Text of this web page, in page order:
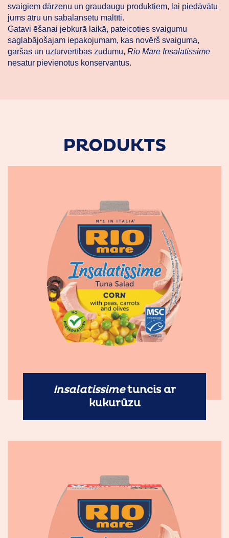
svaigiem dārzeņu un graudaugu produktiem, lai piedāvātu
jums ātru un sabalansētu maltīti.
Gatavi ēšanai jebkurā laikā, pateicoties svaigumu
saglabājošajam iepakojumam, kas novērš svaiguma,
garšas un uzturvērtības zudumu, Rio Mare Insalatissime
nesatur pievienotus konservantus.
PRODUKTS
Insalatissimetuncis ar
kukurūzu